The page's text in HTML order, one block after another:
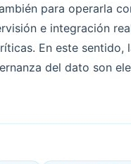
para operarla
e integración
En este sentido,
del dato son